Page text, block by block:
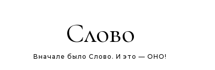
Слово
Вначале было Слово. И это — ОНО!